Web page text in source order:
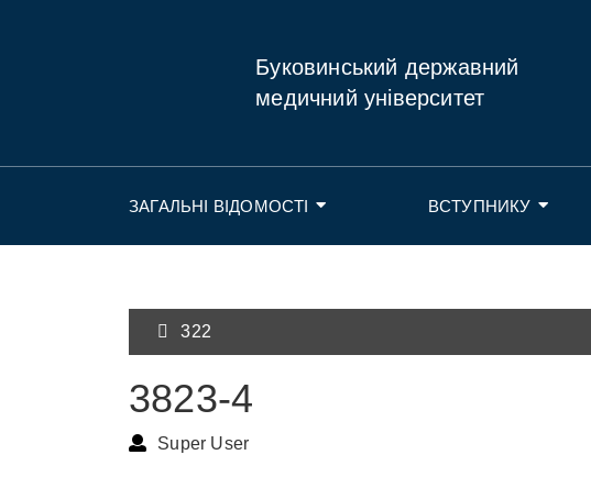
Буковинський державний
медичний університет
ЗАГАЛЬНІ ВІДОМОСТІ ВСТУПНИКУ
322
3823-4
Super User